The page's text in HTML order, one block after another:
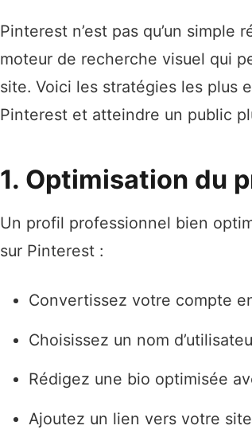
Pinterest n’est pas qu’un simple
moteur de recherche visuel qui
site. Voici les stratégies les plus
Pinterest et atteindre un public
1. Optimisation du
Un profil professionnel bien
sur Pinterest :
Convertissez votre compte
Choisissez un nom
Rédigez une bio optimisée
Ajoutez un lien vers votre